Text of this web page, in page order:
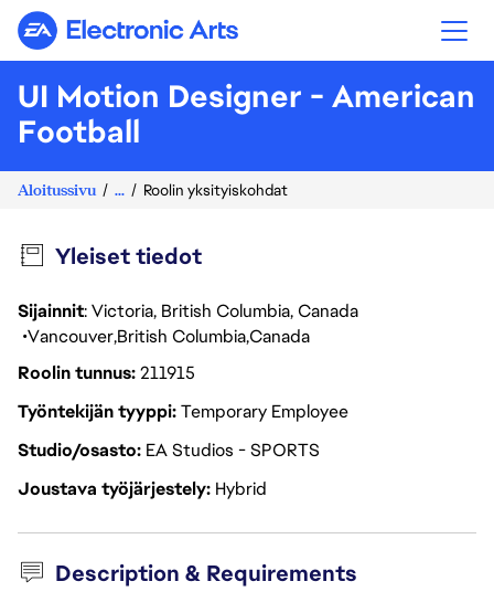
Electronic Arts
UI Motion Designer - American
Football
Aloitussivu ... Roolin yksityiskohdat
Yleiset tiedot
Sijainnit: Victoria, British Columbia, Canada
VancouverBritish ColumbiaCanada
Roolin tunnus211915
Työntekijän tyyppiTemporary Employee
Studio/osasto EA Studios - SPORTS
Joustava työjärjestely Hybrid
Description & Requirements